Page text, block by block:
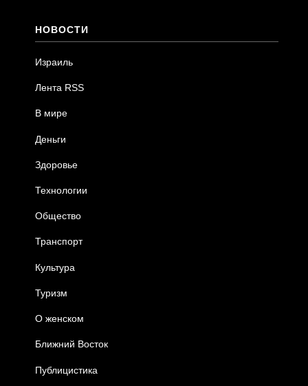
НОВОСТИ
Израиль
Лента RSS
В мире
Деньги
Здоровье
Технологии
Общество
Транспорт
Культура
Туризм
О женском
Ближний Восток
Публицистика